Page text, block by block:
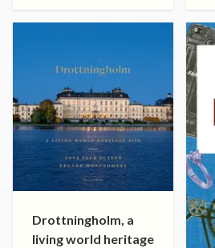
Drottningholm, a
living world heritage